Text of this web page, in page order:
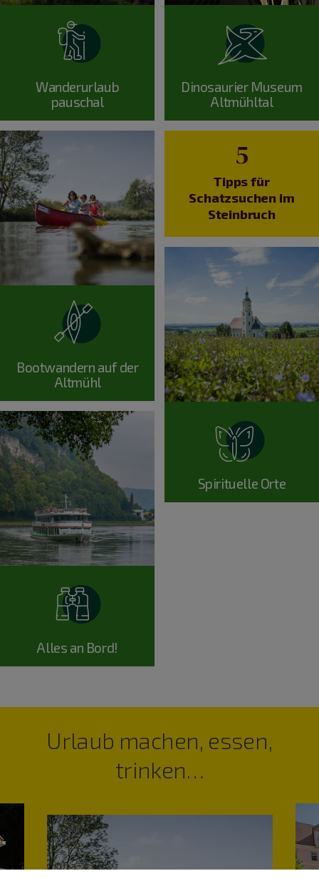
Wanderurlaub
pauschal
Dinosaurier Museum
Altmühltal
Bootwandern auf der
Altmühl
5
Tipps für
Schatzsuchen im
Steinbruch
Spirituelle Orte
Alles an Bord!
Urlaub machen, essen,
trinken…